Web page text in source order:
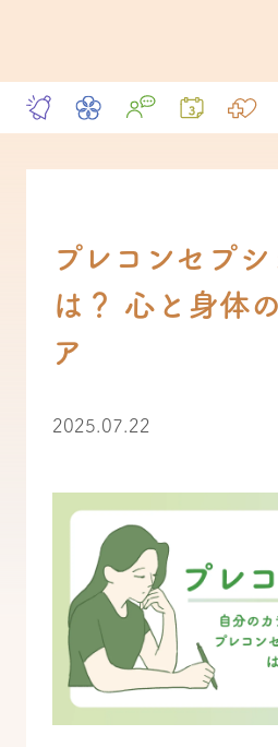
プレコンセプシ
は？ 心と身体
ア
2025.07.22